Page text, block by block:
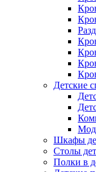
Детские
Шкафы
Столы
Полки в